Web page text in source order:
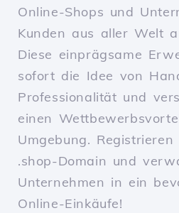
Online-Shops und
Kunden aus aller Welt
Diese einprägsame
sofort die Idee von
Professionalität und
einen
Umgebung.
.shop-Domain und
Unternehmen in ein
Online-Einkäufe!